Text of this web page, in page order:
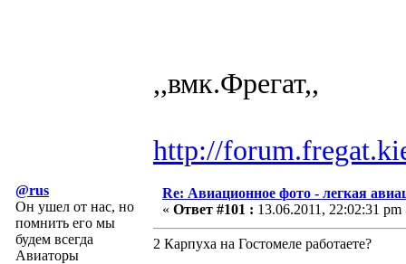
,,вмк.Фрегат,,
http://
@rus
Он ушел от нас, но
помнить его мы
будем всегда
Авиаторы
Re: Авиационное фото - легкая
« Ответ #101 : 13.06.2011, 22:02:31 pm
2 Карпуха на Гостомеле работаете?